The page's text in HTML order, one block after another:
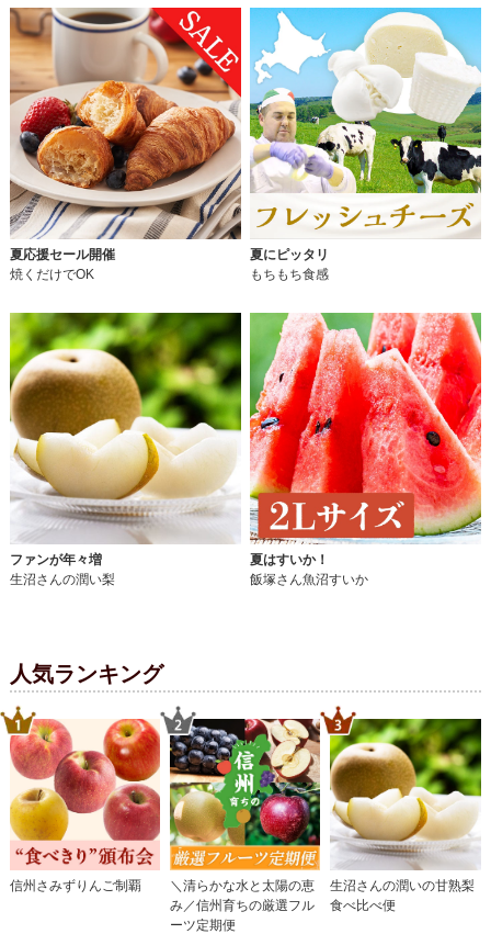
夏応援セール開催
焼くだけでOK
夏にピッタリ
もちもち食感
ファンが年々増
生沼さんの潤い梨
夏はすいか！
飯塚さん魚沼すいか
人気ランキング
信州さみずりんご制覇
＼清らかな水と太陽の恵
み／信州育ちの厳選フル
ーツ定期便
生沼さんの潤いの甘熟梨
食べ比べ便